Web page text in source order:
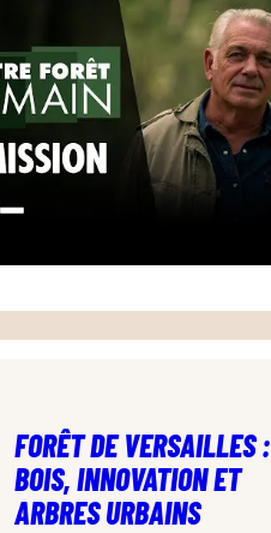
FORÊT DE VERSAILLES :
BOIS, INNOVATION ET
ARBRES URBAINS